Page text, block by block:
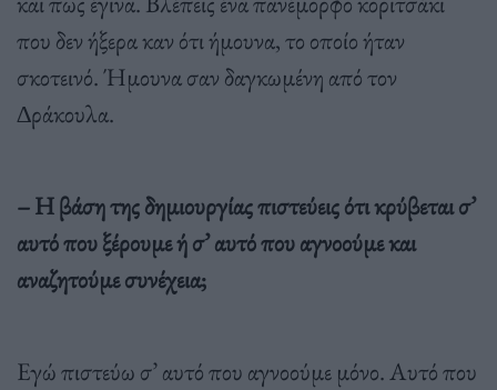
που δεν ήξερα καν ότι ήµουνα, το οποίο ήταν
σκοτεινό. Ήµουνα σαν δαγκωµένη από τον
∆ράκουλα.
– Η βάση της δηµιουργίας πιστεύεις ότι κρύβεται σ’
αυτό που ξέρουµε ή σ’ αυτό που αγνοούµε και
αναζητούµε συνέχεια;
Εγώ πιστεύω σ’ αυτό που αγνοούµε µόνο. Αυτό που